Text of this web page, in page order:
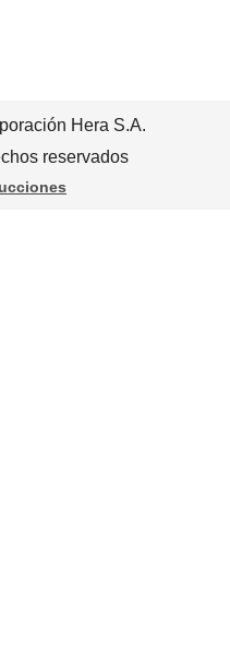
Hera S.A.
reservados